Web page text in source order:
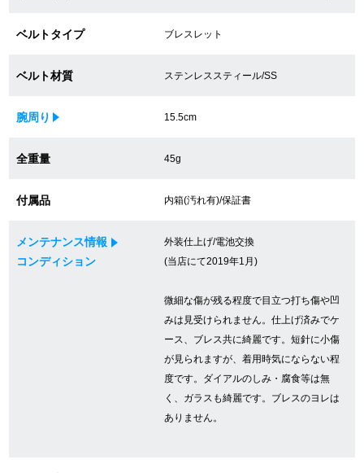
買取ご成約者様限定5万円クーポン
75%以上保証！中古商品高価買戻し
修理・メンテナンスをご希望の方
修理・メンテンナンスについて
ベルトタイプ ブレスレット
ベルト材質 ステンレススティール/SS
腕周り 15.5cm
全重量 45g
付属品 内箱(汚れ有)/保証書
メンテナンス情報
コンディション
外装仕上げ/電池交換
(当店にて2019年1月)
微細な傷が残る程度で目立つ打ち傷や凹
みは見受けられません。仕上げ済みでケ
ース、ブレス共に綺麗です。短針に小傷
が見られますが、着用時気にならない程
度です。ダイアルのしみ・腐食等は無
く、ガラスも綺麗です。ブレスのヨレは
ありません。